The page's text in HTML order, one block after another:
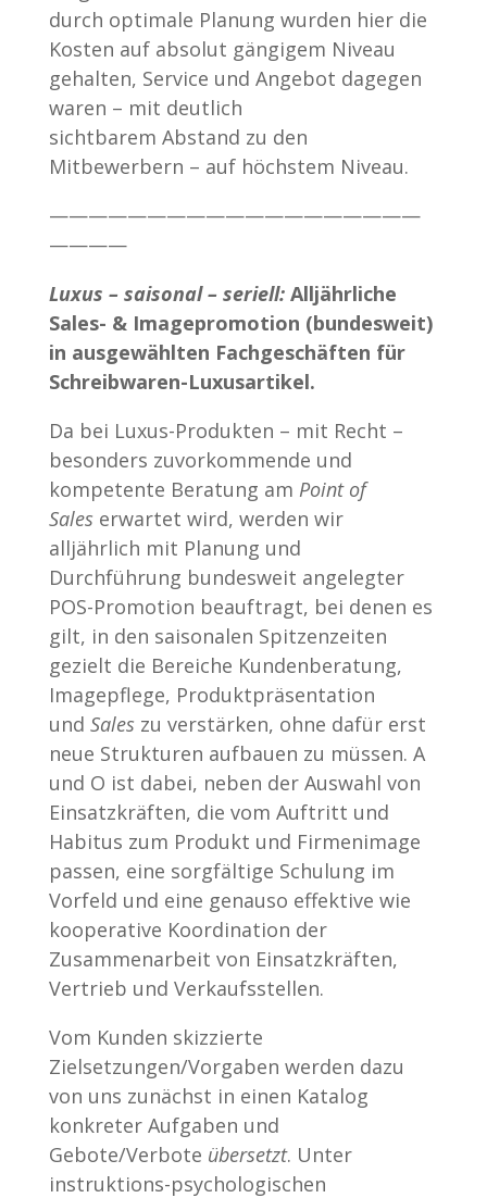
durch optimale Planung wurden hier die
Kosten auf absolut gängigem Niveau
gehalten, Service und Angebot dagegen
waren – mit deutlich
sichtbarem Abstand zu den
Mitbewerbern – auf höchstem Niveau.
———————————————————
————
Luxus – saisonal – seriell:Alljährliche
Sales- & Imagepromotion (bundesweit)
in ausgewählten Fachgeschäften für
Schreibwaren-Luxusartikel.
Da bei Luxus-Produkten – mit Recht –
besonders zuvorkommende und
kompetente Beratung am Point of
Sales erwartet wird, werden wir
alljährlich mit Planung und
Durchführung bundesweit angelegter
POS-Promotion beauftragt, bei denen es
gilt, in den saisonalen Spitzenzeiten
gezielt die Bereiche Kundenberatung,
Imagepflege, Produktpräsentation
und Sales zu verstärken, ohne dafür erst
neue Strukturen aufbauen zu müssen. A
und O ist dabei, neben der Auswahl von
Einsatzkräften, die vom Auftritt und
Habitus zum Produkt und Firmenimage
passen, eine sorgfältige Schulung im
Vorfeld und eine genauso effektive wie
kooperative Koordination der
Zusammenarbeit von Einsatzkräften,
Vertrieb und Verkaufsstellen.
Vom Kunden skizzierte
Zielsetzungen/Vorgaben werden dazu
von uns zunächst in einen Katalog
konkreter Aufgaben und
Gebote/Verbote übersetzt. Unter
instruktions-psychologischen